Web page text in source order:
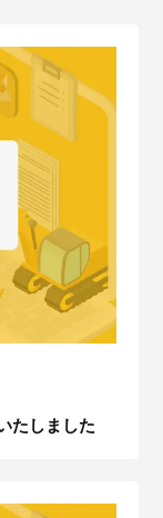
タチに。
量で独自のポイン
を簡便に構築でき
す。
サイトを見る
たしました